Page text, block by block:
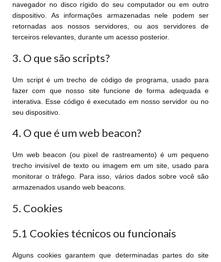
navegador no disco rígido do seu computador ou em outro
dispositivo. As informações armazenadas nele podem ser
retornadas aos nossos servidores, ou aos servidores de
terceiros relevantes, durante um acesso posterior.
3. O que são scripts?
Um script é um trecho de código de programa, usado para
fazer com que nosso site funcione de forma adequada e
interativa. Esse código é executado em nosso servidor ou no
seu dispositivo.
4. O que é um web beacon?
Um web beacon (ou pixel de rastreamento) é um pequeno
trecho invisível de texto ou imagem em um site, usado para
monitorar o tráfego. Para isso, vários dados sobre você são
armazenados usando web beacons.
5. Cookies
5.1 Cookies técnicos ou funcionais
Alguns cookies garantem que determinadas partes do site